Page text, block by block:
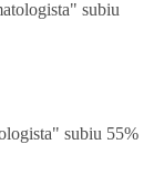
subiu 55%